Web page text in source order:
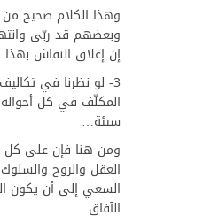
وهذا الكلام صحيح من
وبعضهم قد ربّى
إن إغلاق النقاش
3- لو نظرنا في
المكلّف في كل
سيئة…
ومن هنا فإن على كل
العقل والروح
السعي إلى أن يكون
الآفاق.